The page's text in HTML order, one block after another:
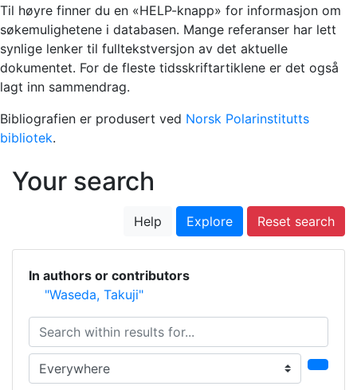
Til høyre finner du en «HELP-knapp» for informasjon om
søkemulighetene i databasen. Mange referanser har lett
synlige lenker til fulltekstversjon av det aktuelle
dokumentet. For de fleste tidsskriftartiklene er det også
lagt inn sammendrag.
Bibliografien er produsert ved Norsk Polarinstitutts
bibliotek.
Your search
Help Explore Reset search
In authors or contributors
"Waseda, Takuji"
Search within results for...
Search in...